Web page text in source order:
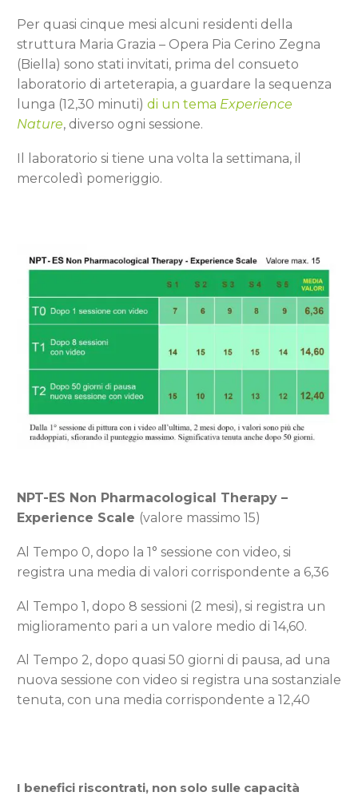
Per quasi cinque mesi alcuni residenti della
struttura Maria Grazia – Opera Pia Cerino Zegna
(Biella) sono stati invitati, prima del consueto
laboratorio di arteterapia, a guardare la sequenza
lunga (12,30 minuti) di un tema Experience
Nature, diverso ogni sessione.
Il laboratorio si tiene una volta la settimana, il
mercoledì pomeriggio.
NPT-ES Non Pharmacological Therapy –
Experience Scale (valore massimo 15)
Al Tempo 0, dopo la 1° sessione con video, si
registra una media di valori corrispondente a 6,36
Al Tempo 1, dopo 8 sessioni (2 mesi), si registra un
miglioramento pari a un valore medio di 14,60.
Al Tempo 2, dopo quasi 50 giorni di pausa, ad una
nuova sessione con video si registra una sostanziale
tenuta, con una media corrispondente a 12,40
I benefici riscontrati, non solo sulle capacità